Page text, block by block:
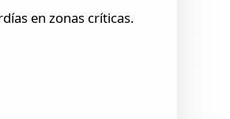
en zonas críticas.